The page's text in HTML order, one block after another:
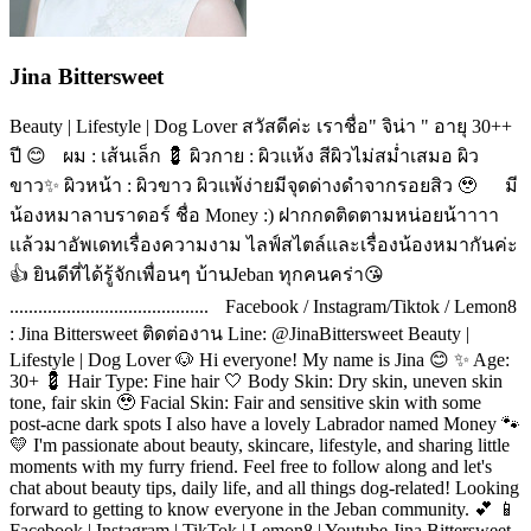
Jina Bittersweet
Beauty | Lifestyle | Dog Lover สวัสดีค่ะ เราชื่อ" จิน่า " อายุ 30++
ปี 😊 ผม : เส้นเล็ก 💈 ผิวกาย : ผิวแห้ง สีผิวไม่สม่ำเสมอ ผิว
ขาว✨ ผิวหน้า : ผิวขาว ผิวแพ้ง่ายมีจุดด่างดำจากรอยสิว 🥹 มี
น้องหมาลาบราดอร์ ชื่อ Money :) ฝากกดติดตามหน่อยน้าาาา
เเล้วมาอัพเดทเรื่องความงาม ไลฟ์สไตล์และเรื่องน้องหมากันค่ะ
👍 ยินดีที่ได้รู้จักเพื่อนๆ บ้านJeban ทุกคนคร่า😘
.......................................... Facebook / Instagram/Tiktok / Lemon8
: Jina Bittersweet ติดต่องาน Line: @JinaBittersweet Beauty |
Lifestyle | Dog Lover 🐶 Hi everyone! My name is Jina 😊 ✨ Age:
30+ 💈 Hair Type: Fine hair 🤍 Body Skin: Dry skin, uneven skin
tone, fair skin 🥹 Facial Skin: Fair and sensitive skin with some
post-acne dark spots I also have a lovely Labrador named Money 🐾
💛 I'm passionate about beauty, skincare, lifestyle, and sharing little
moments with my furry friend. Feel free to follow along and let's
chat about beauty tips, daily life, and all things dog-related! Looking
forward to getting to know everyone in the Jeban community. 💕 📱